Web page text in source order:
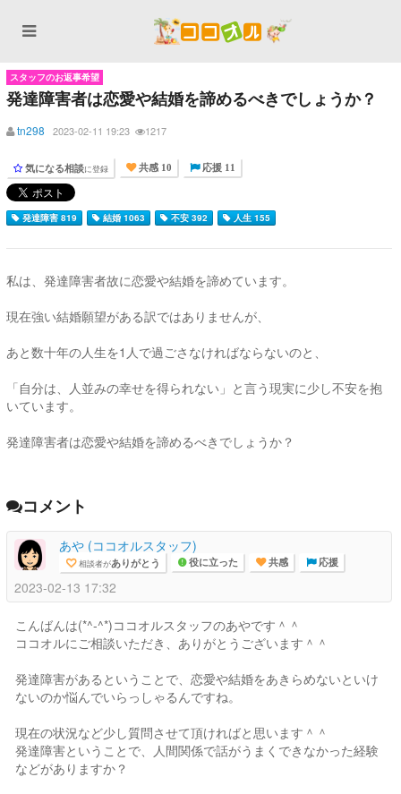
スタッフのお返事希望
発達障害者は恋愛や結婚を諦めるべきでしょうか？
tn298 2023-02-11 19:23 1217
気になる相談に登録 共感 10 応援 11
発達障害 819 結婚 1063 不安 392 人生 155
私は、発達障害者故に恋愛や結婚を諦めています。
現在強い結婚願望がある訳ではありませんが、
あと数十年の人生を1人で過ごさなければならないのと、
「自分は、人並みの幸せを得られない」と言う現実に少し不安を抱
いています。
発達障害者は恋愛や結婚を諦めるべきでしょうか？
コメント
あや (ココオルスタッフ)
相談者がありがとう 役に立った 共感 応援
2023-02-13 17:32
こんばんは(*^-^*)ココオルスタッフのあやです＾＾
ココオルにご相談いただき、ありがとうございます＾＾
発達障害があるということで、恋愛や結婚をあきらめないといけ
ないのか悩んでいらっしゃるんですね。
現在の状況など少し質問させて頂ければと思います＾＾
発達障害ということで、人間関係で話がうまくできなかった経験
などがありますか？